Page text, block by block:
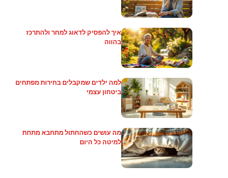
איך להפסיק לדאוג למחר ולהתרכז
בהווה
למה ילדים שמקבלים בחירות מפתחים
ביטחון עצמי
מה עושים כשהחתול מתחבא מתחת
למיטה כל היום